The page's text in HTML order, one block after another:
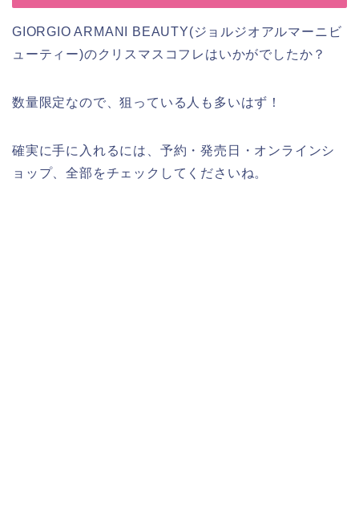
GIORGIO ARMANI BEAUTY(ジョルジオアルマーニビ
ューティー)のクリスマスコフレはいかがでしたか？
数量限定なので、狙っている人も多いはず！
確実に手に入れるには、予約・発売日・オンラインシ
ョップ、全部をチェックしてくださいね。